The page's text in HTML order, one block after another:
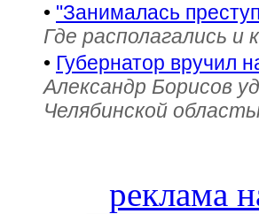
• "Занималась
Где располагались и
• Губернатор вручил
Александр Борисов
Челябинской
реклама